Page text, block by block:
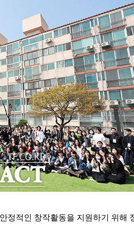
정적인 창작활동을 지원하기 위해